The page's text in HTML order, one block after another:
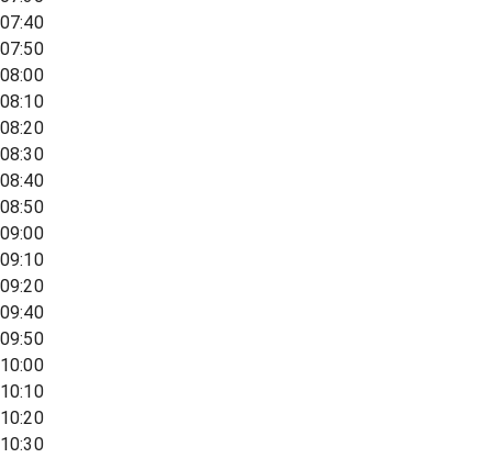
07:40
07:50
08:00
08:10
08:20
08:30
08:40
08:50
09:00
09:10
09:20
09:40
09:50
10:00
10:10
10:20
10:30